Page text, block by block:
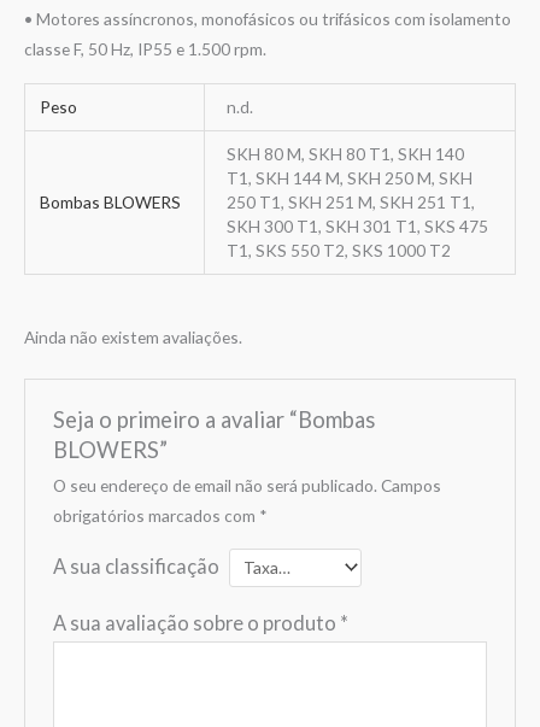
• Motores assíncronos, monofásicos ou trifásicos com isolamento
classe F, 50 Hz, IP55 e 1.500 rpm.
Peso n.d.
Bombas BLOWERS
SKH 80 M, SKH 80 T1, SKH 140
T1, SKH 144 M, SKH 250 M, SKH
250 T1, SKH 251 M, SKH 251 T1,
SKH 300 T1, SKH 301 T1, SKS 475
T1, SKS 550 T2, SKS 1000 T2
Ainda não existem avaliações.
Seja o primeiro a avaliar “Bombas
BLOWERS”
O seu endereço de email não será publicado. Campos
obrigatórios marcados com *
A sua classificação
A sua avaliação sobre o produto *